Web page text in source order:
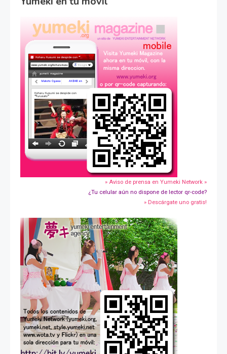
» Aviso de prensa en Yumeki Network »
¿Tu celular aún no dispone de lector qr-code?
» Descárgate uno gratis!